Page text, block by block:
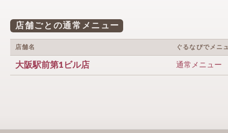
店舗ごとの通常メニュー
店舗名 ぐるなびでメニ
大阪駅前第1ビル店 通常メニュー